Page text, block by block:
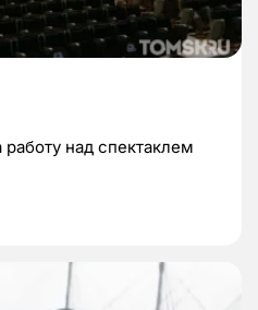
над спектаклем